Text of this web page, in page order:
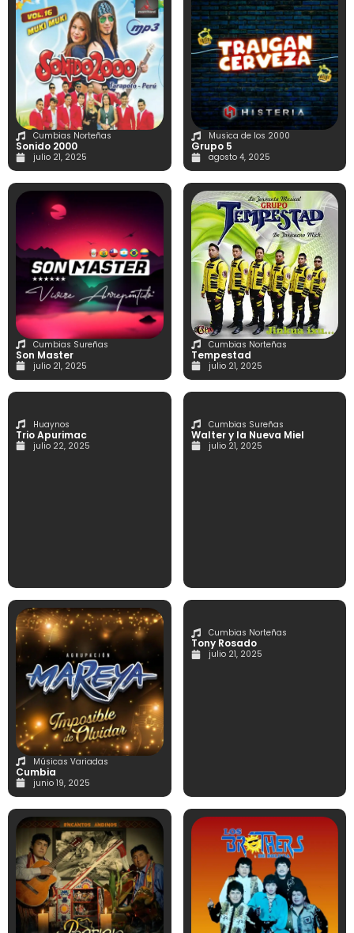
Cumbias Norteñas
Sonido 2000
julio 21, 2025
Musica de los 2000
Grupo 5
agosto 4, 2025
Cumbias Sureñas
Son Master
julio 21, 2025
Cumbias Norteñas
Tempestad
julio 21, 2025
Huaynos
Trio Apurimac
julio 22, 2025
Cumbias Sureñas
Walter y la Nueva Miel
julio 21, 2025
Músicas Variadas
Cumbia
junio 19, 2025
Cumbias Norteñas
Tony Rosado
julio 21, 2025